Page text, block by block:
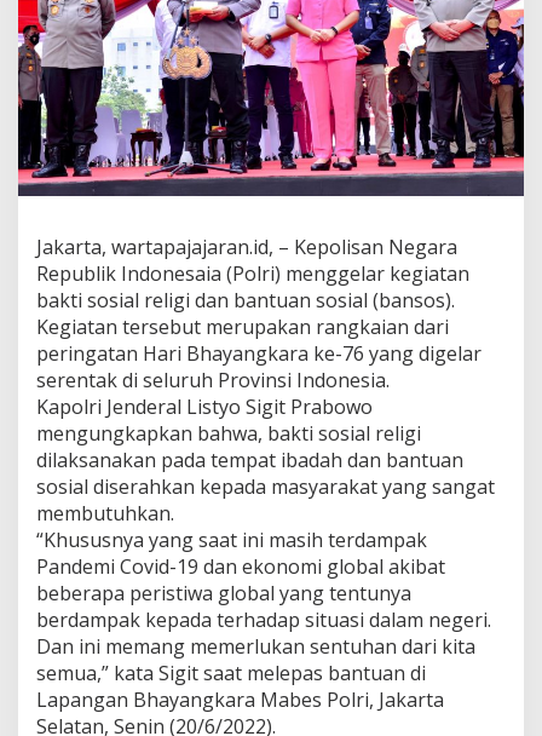
l
i
g
i
K
a
p
o
i
:
K
o
r
p
s
B
a
y
a
g
k
a
r
a
K
m
i
t
Jakarta, wartapajajaran.id, – Kepolisan Negara
Republik Indonesaia (Polri) menggelar kegiatan
bakti sosial religi dan bantuan sosial (bansos).
Kegiatan tersebut merupakan rangkaian dari
peringatan Hari Bhayangkara ke-76 yang digelar
serentak di seluruh Provinsi Indonesia.
Kapolri Jenderal Listyo Sigit Prabowo
mengungkapkan bahwa, bakti sosial religi
dilaksanakan pada tempat ibadah dan bantuan
sosial diserahkan kepada masyarakat yang sangat
membutuhkan.
“Khususnya yang saat ini masih terdampak
Pandemi Covid-19 dan ekonomi global akibat
beberapa peristiwa global yang tentunya
berdampak kepada terhadap situasi dalam negeri.
Dan ini memang memerlukan sentuhan dari kita
semua,” kata Sigit saat melepas bantuan di
Lapangan Bhayangkara Mabes Polri, Jakarta
Selatan, Senin (20/6/2022).